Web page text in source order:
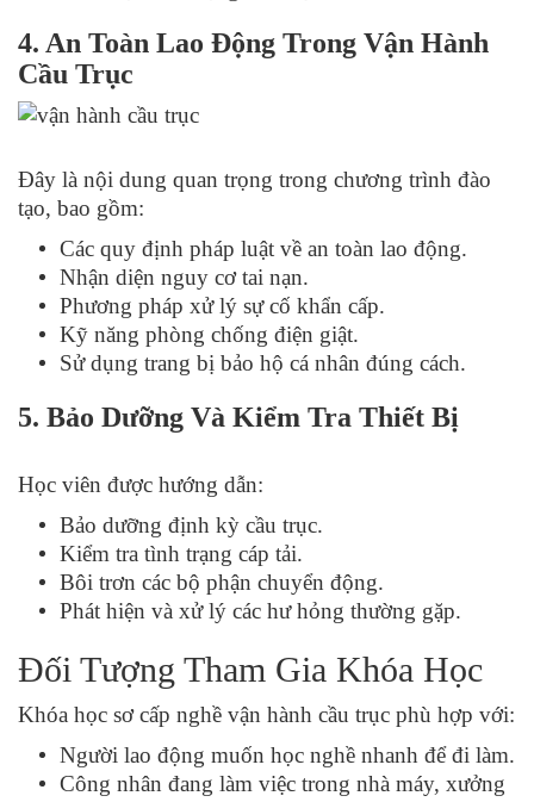
4. An Toàn Lao Động Trong Vận Hành
Cầu Trục
Đây là nội dung quan trọng trong chương trình đào
tạo, bao gồm:
Các quy định pháp luật về an toàn lao động.
Nhận diện nguy cơ tai nạn.
Phương pháp xử lý sự cố khẩn cấp.
Kỹ năng phòng chống điện giật.
Sử dụng trang bị bảo hộ cá nhân đúng cách.
5. Bảo Dưỡng Và Kiểm Tra Thiết Bị
Học viên được hướng dẫn:
Bảo dưỡng định kỳ cầu trục.
Kiểm tra tình trạng cáp tải.
Bôi trơn các bộ phận chuyển động.
Phát hiện và xử lý các hư hỏng thường gặp.
Đối Tượng Tham Gia Khóa Học
Khóa học sơ cấp nghề vận hành cầu trục phù hợp với:
Người lao động muốn học nghề nhanh để đi làm.
Công nhân đang làm việc trong nhà máy, xưởng